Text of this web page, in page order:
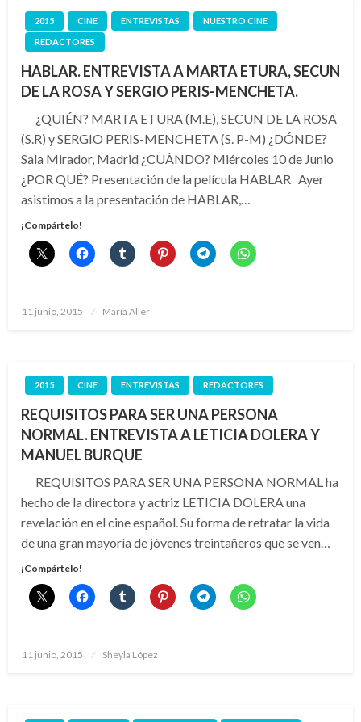
2015 CINE ENTREVISTAS
NUESTRO CINE
REDACTORES
HABLAR. ENTREVISTA A MARTA ETURA, SECUN
DE LA ROSA Y SERGIO PERIS-MENCHETA.
¿QUIÉN? MARTA ETURA (M.E), SECUN DE LA ROSA
(S.R) y SERGIO PERIS-MENCHETA (S. P-M) ¿DÓNDE?
Sala Mirador, Madrid ¿CUÁNDO? Miércoles 10 de Junio
¿POR QUÉ? Presentación de la película HABLAR Ayer
asistimos a la presentación de HABLAR,…
¡Compártelo!
Publicado
11 junio, 2015 María Aller
2015 CINE ENTREVISTAS REDACTORES
REQUISITOS PARA SER UNA PERSONA
NORMAL. ENTREVISTA A LETICIA DOLERA Y
MANUEL BURQUE
REQUISITOS PARA SER UNA PERSONA NORMAL ha
hecho de la directora y actriz LETICIA DOLERA una
revelación en el cine español. Su forma de retratar la vida
de una gran mayoría de jóvenes treintañeros que se ven…
¡Compártelo!
Publicado
11 junio, 2015 Sheyla López